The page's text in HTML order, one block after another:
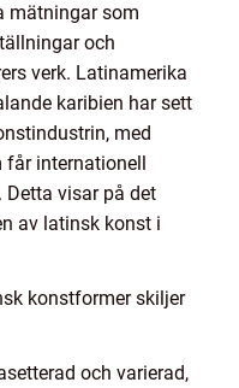
mätningar som
och
verk. Latinamerika
karibien har sett
med
internationell
visar på det
av latinsk konst i
konstformer skiljer
och varierad,